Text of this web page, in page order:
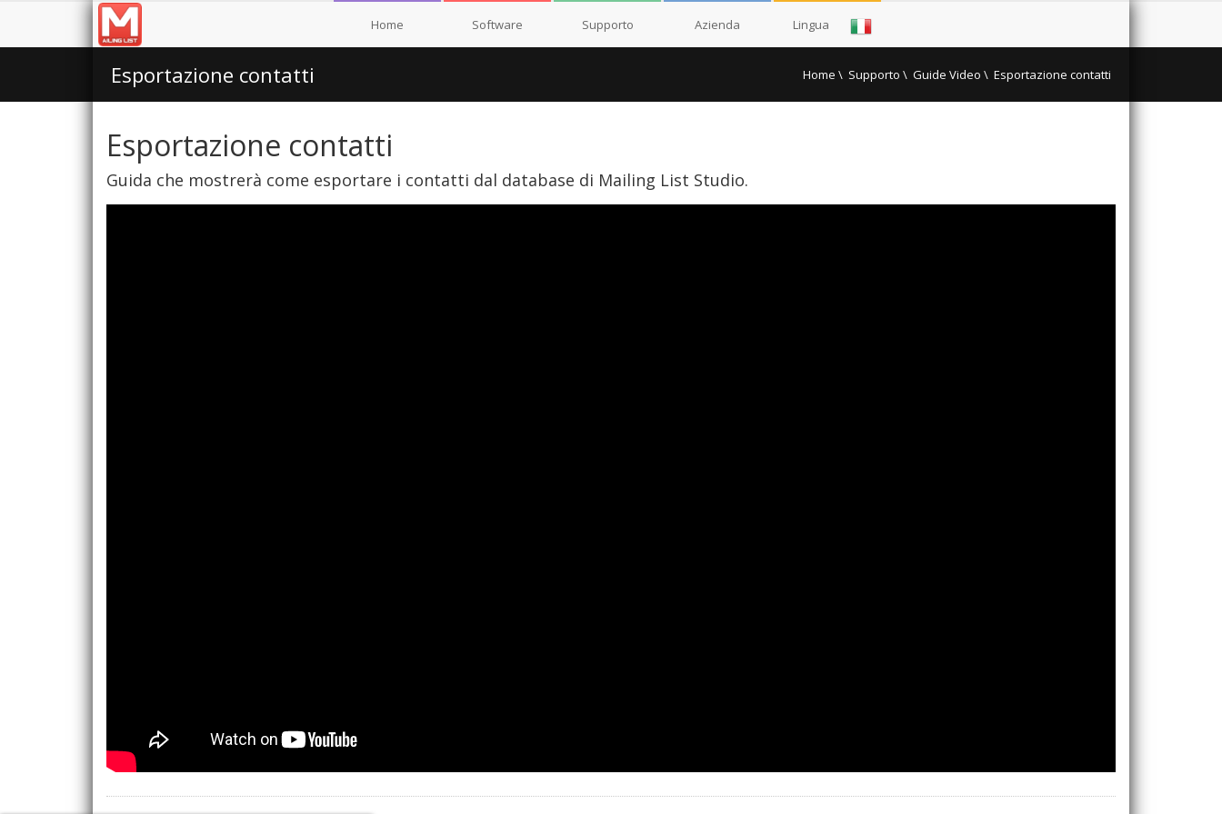
Home Software Supporto Azienda Lingua
Esportazione contatti Home \ Supporto \ Guide Video \ Esportazione contatti
Esportazione contatti
Guida che mostrerà come esportare i contatti dal database di Mailing List Studio.